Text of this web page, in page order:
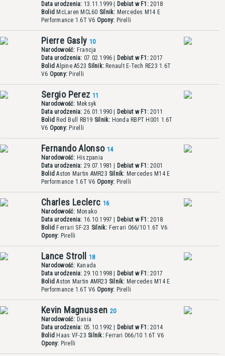
Data urodzenia: 13.11.1999 | Debiut w F1:2018
Bolid McLaren MCL60 Silnik: Mercedes M14 E
Performance 1.6T V6 Opony: Pirelli
Pierre Gasly 10
Narodowość: Francja
Data urodzenia: 07.02.1996 | Debiut w F1:2017
Bolid Alpine A523 Silnik: Renault E-Tech RE23 1.6T
V6 Opony: Pirelli
Sergio Perez 11
Narodowość: Meksyk
Data urodzenia: 26.01.1990 | Debiut w F1:2011
Bolid Red Bull RB19 Silnik: Honda RBPT H001 1.6T
V6 Opony: Pirelli
Fernando Alonso 14
Narodowość: Hiszpania
Data urodzenia: 29.07.1981 | Debiut w F1:2001
Bolid Aston Martin AMR23 Silnik: Mercedes M14 E
Performance 1.6T V6 Opony: Pirelli
Charles Leclerc 16
Narodowość: Monako
Data urodzenia: 16.10.1997 | Debiut w F1:2018
Bolid Ferrari SF-23 Silnik: Ferrari 066/10 1.6T V6
Opony: Pirelli
Lance Stroll
18
Narodowość: Kanada
Data urodzenia: 29.10.1998 | Debiut w F1:2017
Bolid Aston Martin AMR23 Silnik: Mercedes M14 E
Performance 1.6T V6 Opony: Pirelli
Kevin Magnussen 20
Narodowość: Dania
Data urodzenia: 05.10.1992 | Debiut w F1:2014
Bolid Haas VF-23 Silnik:Ferrari 066/10 1.6T V6
Opony: Pirelli